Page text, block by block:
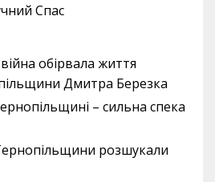
Спас
обірвала життя
Дмитра Березка
– сильна спека
розшукали